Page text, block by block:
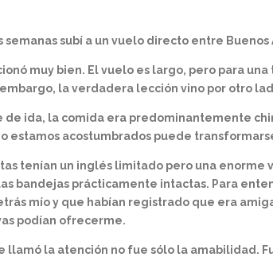
semanas subí a un vuelo directo entre
muy bien. El vuelo es largo, pero para
la verdadera lección vino por otro
de ida, la comida era predominantemente
estamos acostumbrados puede
tenían un inglés limitado pero una enorme
bandejas prácticamente intactas. Para
mío y que habían registrado que era
podían ofrecerme.
llamó la atención no fue sólo la amabilidad.